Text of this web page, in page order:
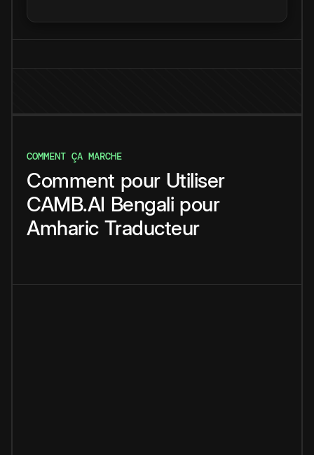
COMMENT ÇA MARCHE
Comment pour Utiliser
CAMB.AI Bengali pour
Amharic Traducteur